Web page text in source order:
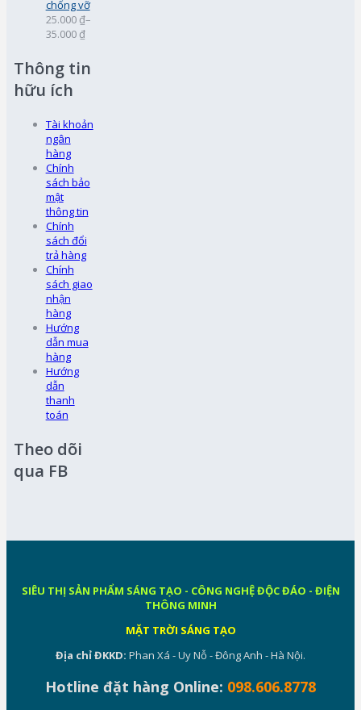
chống vỡ
25.000 ₫–
35.000 ₫
Thông tin
hữu ích
Tài khoản
ngân
hàng
Chính
sách bảo
mật
thông tin
Chính
sách đổi
trả hàng
Chính
sách giao
nhận
hàng
Hướng
dẫn mua
hàng
Hướng
dẫn
thanh
toán
Theo dõi
qua FB
SIÊU THỊ SẢN PHẨM SÁNG TẠO - CÔNG NGHỆ ĐỘC ĐÁO - ĐIỆN
THÔNG MINH
MẶT TRỜI SÁNG TẠO
Địa chỉ ĐKKD: Phan Xá - Uy Nỗ - Đông Anh - Hà Nội.
Hotline đặt hàng Online: 098.606.8778